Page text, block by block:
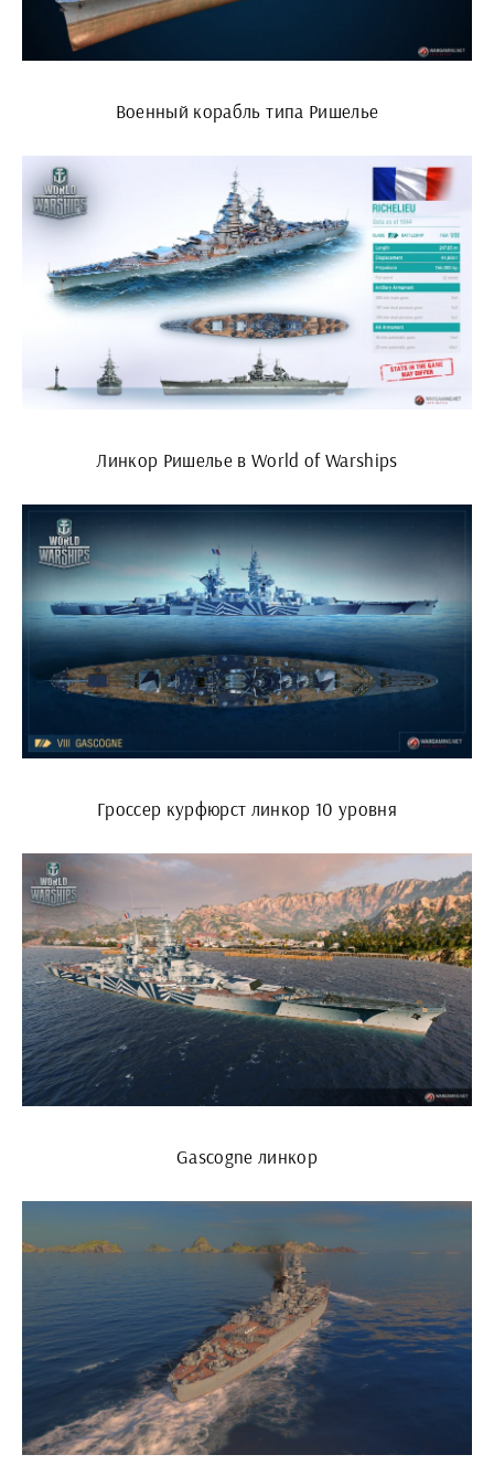
Военный корабль типа Ришелье
Линкор Ришелье в World of Warships
Гроссер курфюрст линкор 10 уровня
Gascogne линкор